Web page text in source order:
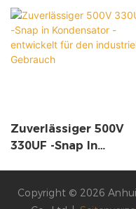
Zuverlässiger 500V
330UF -Snap In
Industriellen
Copyright © 2026